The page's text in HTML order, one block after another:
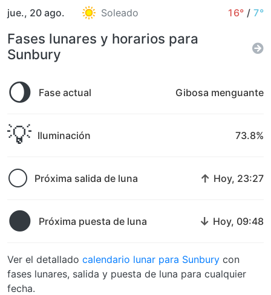
jue., 20 ago. Soleado 16° / 7°
Fases lunares y horarios para
Sunbury
🌖 Fase actual Gibosa menguante
💡 Iluminación 73.8%
🌕 Próxima salida de luna ↑ Hoy, 23:27
🌑 Próxima puesta de luna ↓ Hoy, 09:48
Ver el detallado calendario lunar para Sunbury con
fases lunares, salida y puesta de luna para cualquier
fecha.